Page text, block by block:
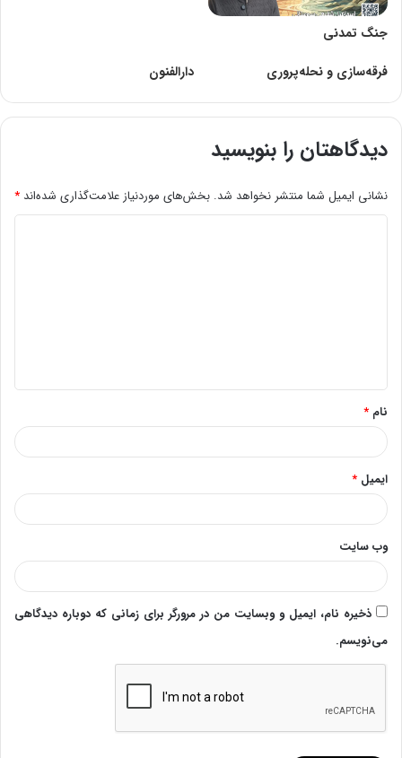
جنگ تمدنی
فرقه‌سازی و نحله‌پروری
دارالفنون
دیدگاهتان را بنویسید
نشانی ایمیل شما منتشر نخواهد شد. بخش‌های موردنیاز علامت‌گذاری شده‌اند *
*
نام *
ایمیل *
وب‌ سایت
ذخیره نام، ایمیل و وبسایت من در مرورگر برای زمانی که دوباره دیدگاهی
می‌نویسم.